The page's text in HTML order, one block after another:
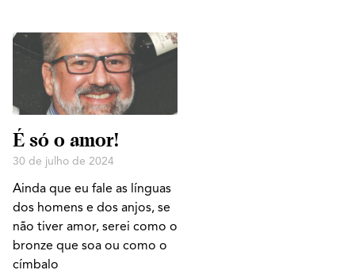
É só o amor!
30 de julho de 2024
Ainda que eu fale as línguas
dos homens e dos anjos, se
não tiver amor, serei como o
bronze que soa ou como o
címbalo